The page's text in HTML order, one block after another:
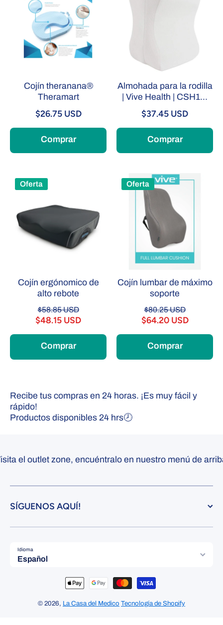
Cojín theranana®
Theramart
$26.75 USD
Comprar
Almohada para la rodilla
| Vive Health | CSH1...
$37.45 USD
Comprar
Oferta
Cojín ergónomico de
alto rebote
$58.85 USD
$48.15 USD
Comprar
Oferta
Cojín lumbar de máximo
soporte
$80.25 USD
$64.20 USD
Comprar
Recibe tus compras en 24 horas. ¡Es muy fácil y
rápido!
Productos disponibles 24 hrs🕗
el outlet zone, encuéntralo en nuestro menú de arriba
SÍGUENOS AQUÍ!
Idioma
Español
Formas de pago
© 2026, La Casa del Medico Tecnología de Shopify